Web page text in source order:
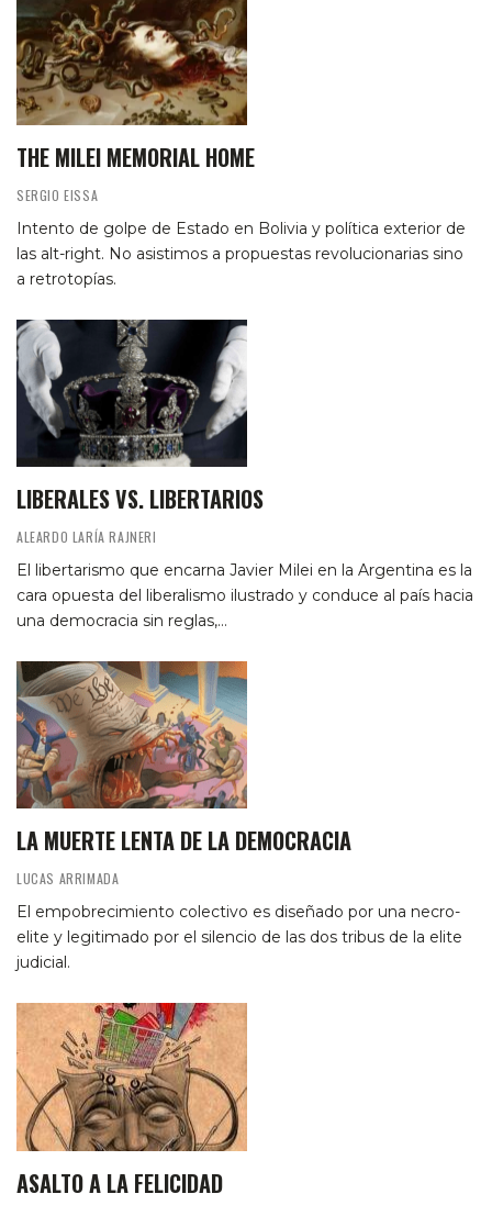
THE MILEI MEMORIAL HOME
SERGIO EISSA
Intento de golpe de Estado en Bolivia y política exterior de
las alt-right. No asistimos a propuestas revolucionarias sino
a retrotopías.
LIBERALES VS. LIBERTARIOS
ALEARDO LARÍA RAJNERI
El libertarismo que encarna Javier Milei en la Argentina es la
cara opuesta del liberalismo ilustrado y conduce al país hacia
una democracia sin reglas,…
LA MUERTE LENTA DE LA DEMOCRACIA
LUCAS ARRIMADA
El empobrecimiento colectivo es diseñado por una necro-
elite y legitimado por el silencio de las dos tribus de la elite
judicial.
ASALTO A LA FELICIDAD